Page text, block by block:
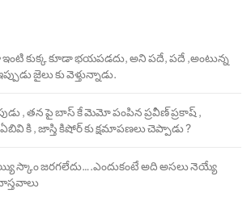
ఇంటి కుక్క కూడా భయపడదు, అని పదే, పదే ,అంటున్న
జైలు కు వెళ్తున్నాడు.
, తన పై బాస్ కే మెమో పంపిన ప్రవీణ్ ప్రకాష్ ,
కి , జాస్తి కిషోర్ కు క్షమాపణలు చెప్పాడు ?
స్కాం జరగలేదు….ఎందుకంటే అది అసలు నెయ్యే